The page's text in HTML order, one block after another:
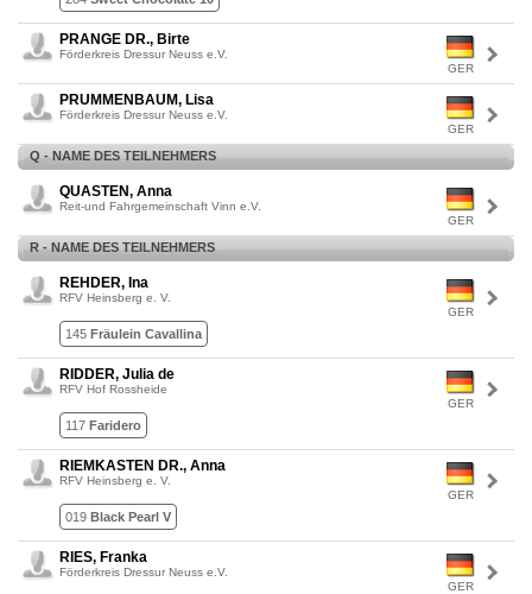
GER
PRANGE DR., Birte
Förderkreis Dressur Neuss e.V.
GER
PRUMMENBAUM, Lisa
Förderkreis Dressur Neuss e.V.
Q - NAME DES TEILNEHMERS
GER
QUASTEN, Anna
Reit-und Fahrgemeinschaft Vinn e.V.
R - NAME DES TEILNEHMERS
GER
REHDER, Ina
RFV Heinsberg e. V.
145 Fräulein Cavallina
GER
RIDDER, Julia de
RFV Hof Rossheide
117 Faridero
GER
RIEMKASTEN DR., Anna
RFV Heinsberg e. V.
019 Black Pearl V
GER
RIES, Franka
Förderkreis Dressur Neuss e.V.